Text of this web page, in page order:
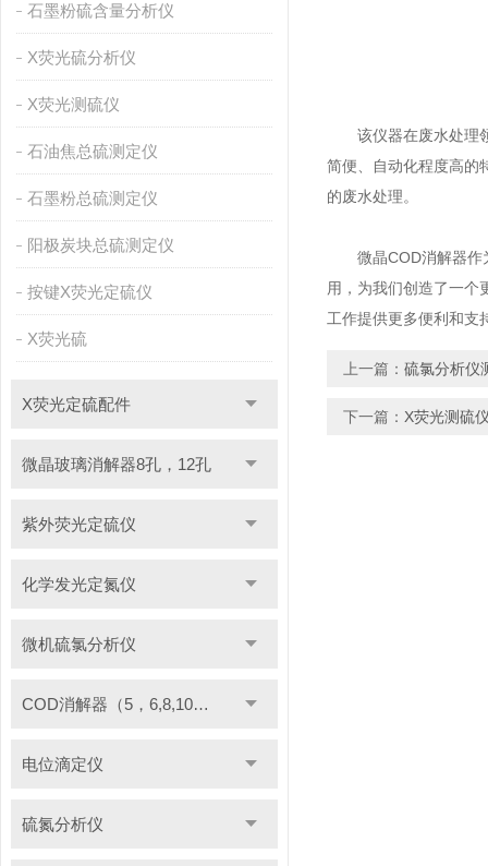
石墨粉硫含量分析仪
X荧光硫分析仪
X荧光测硫仪
石油焦总硫测定仪
石墨粉总硫测定仪
阳极炭块总硫测定仪
按键X荧光定硫仪
X荧光硫
X荧光定硫配件
微晶玻璃消解器8孔，12孔
紫外荧光定硫仪
化学发光定氮仪
微机硫氯分析仪
COD消解器（5，6,8,10管）
电位滴定仪
硫氮分析仪
该仪器在废水处理领
简便、自动化程度高的
的废水处理。
微晶COD消解器作为
用，为我们创造了一个
工作提供更多便利和支
上一篇： 硫氯分析仪
下一篇： X荧光测硫